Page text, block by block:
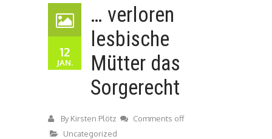
12
JAN.
… verloren
lesbische
Mütter das
Sorgerecht
ByKirsten Plötz
Comments off
Uncategorized